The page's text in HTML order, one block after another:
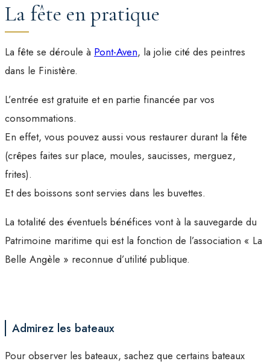
La fête en pratique
La fête se déroule à Pont-Aven, la jolie cité des peintres
dans le Finistère.
L’entrée est gratuite et en partie financée par vos
consommations.
En effet, vous pouvez aussi vous restaurer durant la fête
(crêpes faites sur place, moules, saucisses, merguez,
frites).
Et des boissons sont servies dans les buvettes.
La totalité des éventuels bénéfices vont à la sauvegarde du
Patrimoine maritime qui est la fonction de l’association « La
Belle Angèle » reconnue d’utilité publique.
Admirez les bateaux
Pour observer les bateaux, sachez que certains bateaux